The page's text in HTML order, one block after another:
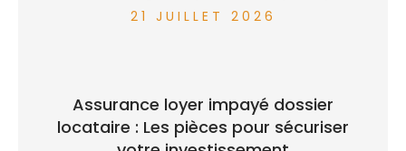
21 JUILLET 2026
Assurance loyer impayé dossier
locataire : Les pièces pour sécuriser